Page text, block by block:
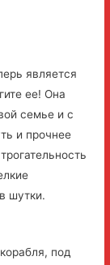
является
ее! Она
семье и с
и прочнее
шутки.
под